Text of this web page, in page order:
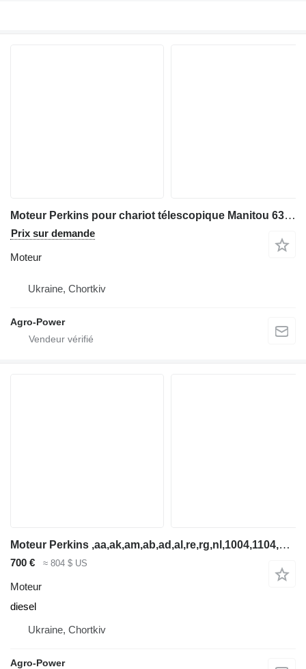
Moteur Perkins pour chariot télescopique Manitou 633,634,730,732,731,735,932,940,1223
Prix sur demande
Moteur
Ukraine, Chortkiv
Agro-Power
Moteur Perkins ,aa,ak,am,ab,ad,al,re,rg,nl,1004,1104,cat 3054,cat 3054c,jcb dis pour tractopelle
700 € ≈ 804 $ US
Moteur
diesel
Ukraine, Chortkiv
Agro-Power